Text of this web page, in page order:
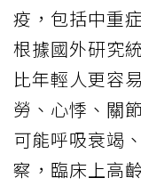
疫，包括中重
根據國外研究
比年輕人更容
勞、心悸、關
可能呼吸衰竭
察，臨床上高